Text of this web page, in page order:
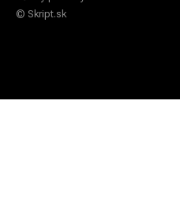
© Skript.sk